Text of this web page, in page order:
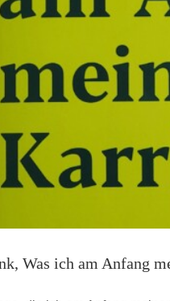
Was ich am Anfang